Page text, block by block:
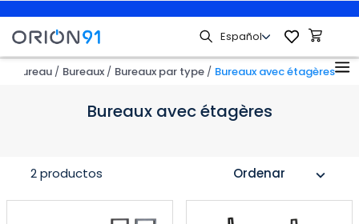
Bureau Bureaux Bureaux par type Bureaux avec étagères
Bureaux avec étagères
Ordenar expand_more
2 productos